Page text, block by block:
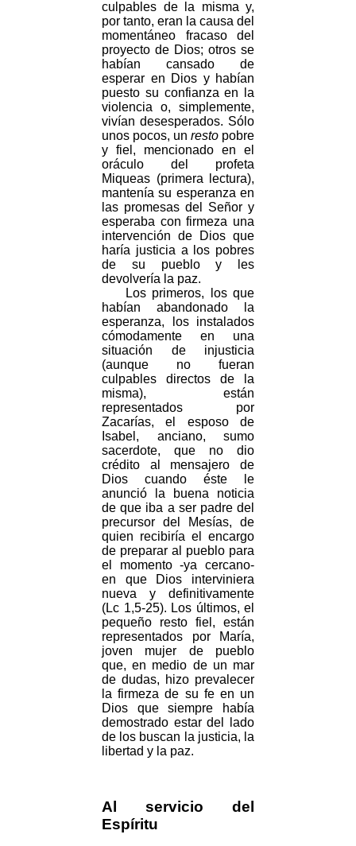
culpables de la misma y,
por tanto, eran la causa del
momentáneo fracaso del
proyecto de Dios; otros se
habían cansado de
esperar en Dios y habían
puesto su confianza en la
violencia o, simplemente,
vivían desesperados. Sólo
unos pocos, un resto pobre
y fiel, mencionado en el
oráculo del profeta
Miqueas (primera lectura),
mantenía su esperanza en
las promesas del Señor y
esperaba con firmeza una
intervención de Dios que
haría justicia a los pobres
de su pueblo y les
devolvería la paz.
Los primeros, los que
habían abandonado la
esperanza, los instalados
cómodamente en una
situación de injusticia
(aunque no fueran
culpables directos de la
misma), están
representados por
Zacarías, el esposo de
Isabel, anciano, sumo
sacerdote, que no dio
crédito al mensajero de
Dios cuando éste le
anunció la buena noticia
de que iba a ser padre del
precursor del Mesías, de
quien recibiría el encargo
de preparar al pueblo para
el momento -ya cercano-
en que Dios interviniera
nueva y definitivamente
(Lc 1,5-25). Los últimos, el
pequeño resto fiel, están
representados por María,
joven mujer de pueblo
que, en medio de un mar
de dudas, hizo prevalecer
la firmeza de su fe en un
Dios que siempre había
demostrado estar del lado
de los buscan la justicia, la
libertad y la paz.
Al servicio del
Espíritu